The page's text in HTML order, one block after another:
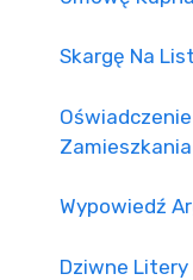
Skargę Na
Zamieszkania
Wypowiedź
Dziwne Litery